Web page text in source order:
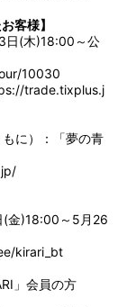
客様】
日(木)18:00～公
10030
trade.tixplus.j
に）：「夢の青
(金)18:00～5月26
kirari_bt
」会員の方